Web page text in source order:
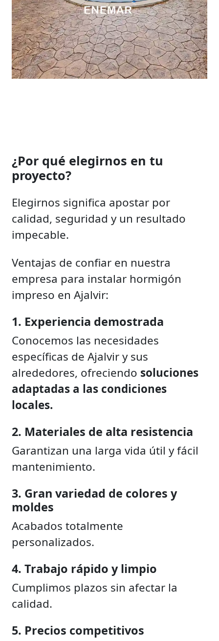
¿Por qué elegirnos en tu
proyecto?
Elegirnos significa apostar por
calidad, seguridad y un resultado
impecable.
Ventajas de confiar en nuestra
empresa para instalar hormigón
impreso en Ajalvir:
1. Experiencia demostrada
Conocemos las necesidades
específicas de Ajalvir y sus
alrededores, ofreciendo soluciones
adaptadas a las condiciones
locales.
2. Materiales de alta resistencia
Garantizan una larga vida útil y fácil
mantenimiento.
3. Gran variedad de colores y
moldes
Acabados totalmente
personalizados.
4. Trabajo rápido y limpio
Cumplimos plazos sin afectar la
calidad.
5. Precios competitivos